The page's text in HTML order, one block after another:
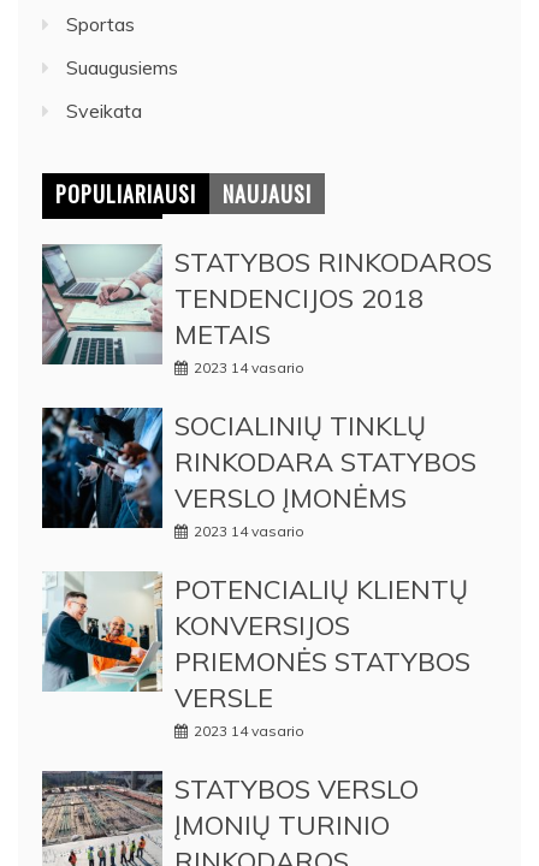
Sportas
Suaugusiems
Sveikata
POPULIARIAUSI NAUJAUSI
STATYBOS RINKODAROS
TENDENCIJOS 2018
METAIS
2023 14 vasario
SOCIALINIŲ TINKLŲ
RINKODARA STATYBOS
VERSLO ĮMONĖMS
2023 14 vasario
POTENCIALIŲ KLIENTŲ
KONVERSIJOS
PRIEMONĖS STATYBOS
VERSLE
2023 14 vasario
STATYBOS VERSLO
ĮMONIŲ TURINIO